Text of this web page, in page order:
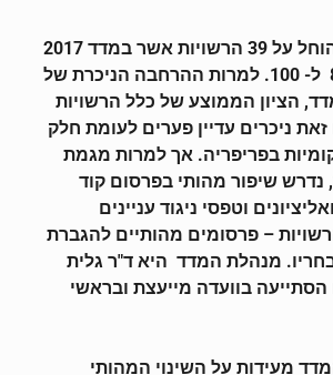
המדד המורחב הוחל על 39 הרשויות אשר במדד 2017
קיבלו ציון בין 80 ל- 100. למרות ההרחבה הניכרת של
הציון הממוצע של כלל הרשויות
91. עם זאת ניכרים עדיין פערים לעומת חלק
בפריפריה. אך למרות מגמת
נדרש שיפור מהותי בפרסום קוד
וטפסי ניגוד עניינים
– פרסומים מהותיים להגברת
מנהלת המדד היא ד"ר גלית
הסתייעה בוועדה מייעצת ובראשי
מעידות על השינוי המהותי